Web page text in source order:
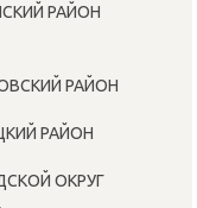
РАЙОН
РАЙОН
РАЙОН
ОКРУГ